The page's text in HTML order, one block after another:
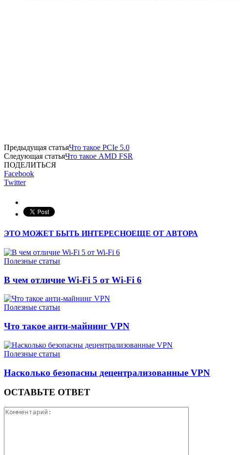
Предыдущая статьяЧто такое PCIe 5.0
Следующая статьяЧто такое AMD FSR
ПОДЕЛИТЬСЯ
Facebook
Twitter
ЭТО МОЖЕТ БЫТЬ ИНТЕРЕСНОЕЩЕ ОТ АВТОРА
Полезные статьи
В чем отличие Wi-Fi 5 от Wi-Fi 6
Полезные статьи
Что такое анти-майнинг VPN
Полезные статьи
Насколько безопасны децентрализованные VPN
ОСТАВЬТЕ ОТВЕТ